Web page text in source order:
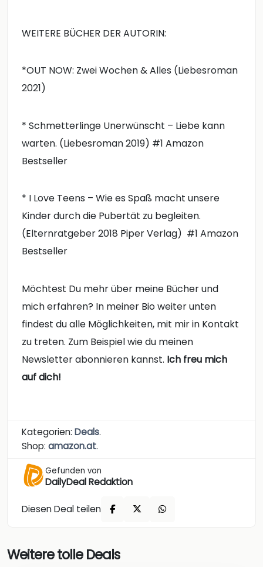
WEITERE BÜCHER DER AUTORIN:
*OUT NOW: Zwei Wochen & Alles (Liebesroman
2021)
* Schmetterlinge Unerwünscht – Liebe kann
warten. (Liebesroman 2019) #1 Amazon
Bestseller
* I Love Teens – Wie es Spaß macht unsere
Kinder durch die Pubertät zu begleiten.
(Elternratgeber 2018 Piper Verlag) #1 Amazon
Bestseller
Möchtest Du mehr über meine Bücher und
mich erfahren? In meiner Bio weiter unten
findest du alle Möglichkeiten, mit mir in Kontakt
zu treten. Zum Beispiel wie du meinen
Newsletter abonnieren kannst. Ich freu mich
auf dich!
Kategorien: Deals.
Shop: amazon.at.
Gefunden von
DailyDeal Redaktion
Diesen Deal teilen
Weitere tolle Deals